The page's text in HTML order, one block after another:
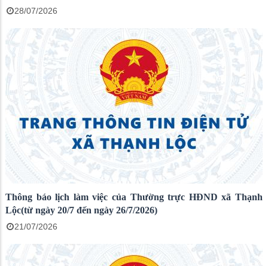
28/07/2026
Thông báo lịch làm việc của Thường trực HĐND xã Thạnh
Lộc(từ ngày 20/7 đến ngày 26/7/2026)
21/07/2026